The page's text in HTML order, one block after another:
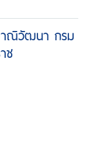
าณิวัฒนา กรม
ช